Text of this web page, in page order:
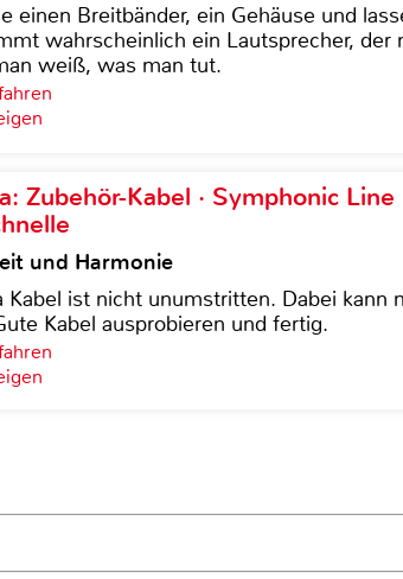
einen Breitbänder, ein Gehäuse und
wahrscheinlich ein Lautsprecher,
weiß, was man tut.
Zubehör-Kabel · Symphonic
und Harmonie
Kabel ist nicht unumstritten. Dabei kann
Kabel ausprobieren und fertig.